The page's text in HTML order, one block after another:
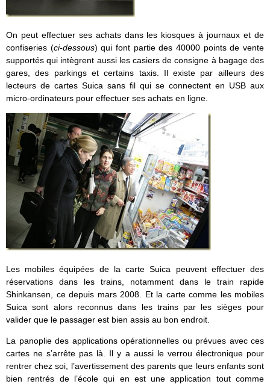
On peut effectuer ses achats dans les kiosques à journaux et de
confiseries (ci-dessous) qui font partie des 40000 points de vente
supportés qui intègrent aussi les casiers de consigne à bagage des
gares, des parkings et certains taxis. Il existe par ailleurs des
lecteurs de cartes Suica sans fil qui se connectent en USB aux
micro-ordinateurs pour effectuer ses achats en ligne.
Les mobiles équipées de la carte Suica peuvent effectuer des
réservations dans les trains, notamment dans le train rapide
Shinkansen, ce depuis mars 2008. Et la carte comme les mobiles
Suica sont alors reconnus dans les trains par les sièges pour
valider que le passager est bien assis au bon endroit.
La panoplie des applications opérationnelles ou prévues avec ces
cartes ne s’arrête pas là. Il y a aussi le verrou électronique pour
rentrer chez soi, l’avertissement des parents que leurs enfants sont
bien rentrés de l’école qui en est une application tout comme